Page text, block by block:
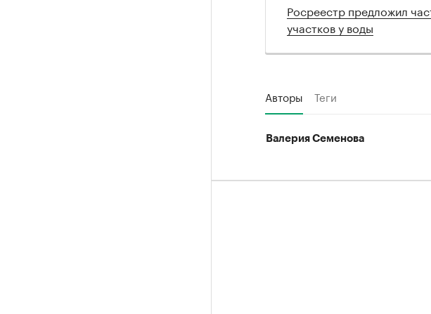
Росреестр предложил
участков у воды
Авторы Теги
Валерия Семенова